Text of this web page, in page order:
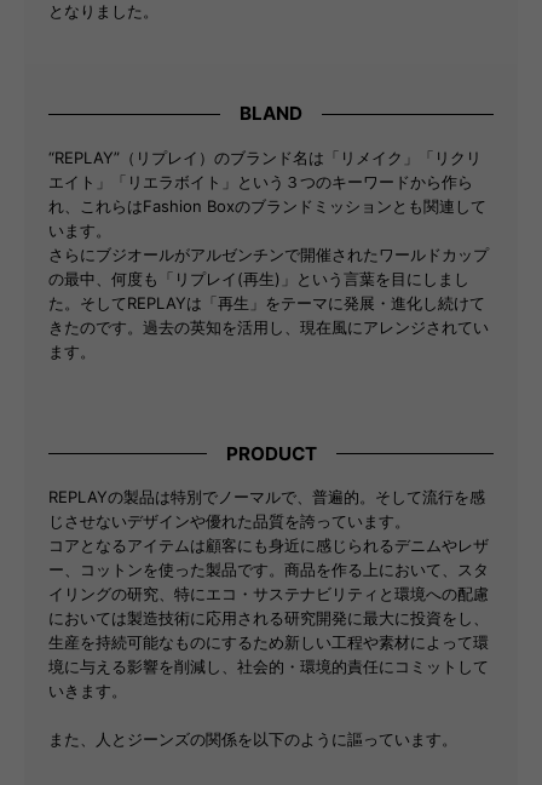
となりました。
BLAND
“REPLAY”（リプレイ）のブランド名は「リメイク」「リクリ
エイト」「リエラボイト」という３つのキーワードから作ら
れ、これらはFashion Boxのブランドミッションとも関連して
います。
さらにブジオールがアルゼンチンで開催されたワールドカップ
の最中、何度も「リプレイ(再生)」という言葉を目にしまし
た。そしてREPLAYは「再生」をテーマに発展・進化し続けて
きたのです。過去の英知を活用し、現在風にアレンジされてい
ます。
PRODUCT
REPLAYの製品は特別でノーマルで、普遍的。そして流行を感
じさせないデザインや優れた品質を誇っています。
コアとなるアイテムは顧客にも身近に感じられるデニムやレザ
ー、コットンを使った製品です。商品を作る上において、スタ
イリングの研究、特にエコ・サステナビリティと環境への配慮
においては製造技術に応用される研究開発に最大に投資をし、
生産を持続可能なものにするため新しい工程や素材によって環
境に与える影響を削減し、社会的・環境的責任にコミットして
いきます。
また、人とジーンズの関係を以下のように謳っています。